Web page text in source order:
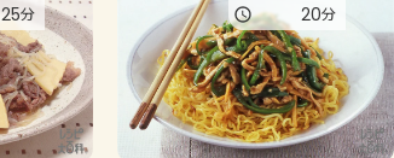
25分 20分